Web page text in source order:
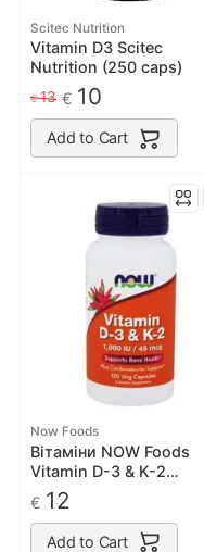
Scitec Nutrition
Vitamin D3 Scitec
Nutrition (250 caps)
€13 € 10
Add to Cart
Now Foods
Вітаміни NOW Foods
Vitamin D-3 & K-2
1000IU/45mcg 120 caps
€ 12
Add to Cart